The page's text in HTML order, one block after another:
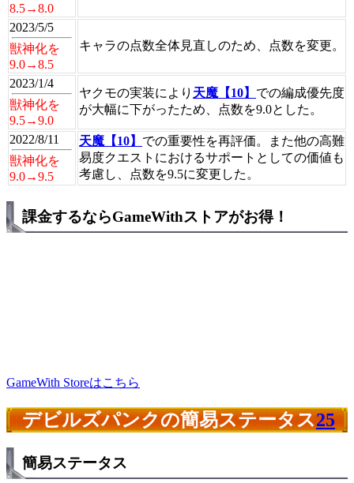
8.5→8.0
2023/5/5
獣神化を
9.0→8.5
キャラの点数全体見直しのため、点数を変更。
2023/1/4
獣神化を
9.5→9.0
ヤクモの実装により 天魔【10】 での編成優先度
が大幅に下がったため、点数を9.0とした。
2022/8/11
獣神化を
9.0→9.5
天魔【10】 での重要性を再評価。また他の高難
易度クエストにおけるサポートとしての価値も
考慮し、点数を9.5に変更した。
課金するならGameWithストアがお得！
GameWith Storeはこちら
デビルズパンクの簡易ステータス25
簡易ステータス